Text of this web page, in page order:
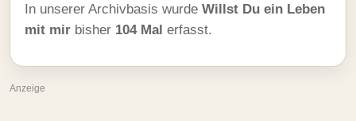
In unserer Archivbasis wurde Willst Du ein Leben
mit mir bisher 104 Mal erfasst.
Anzeige